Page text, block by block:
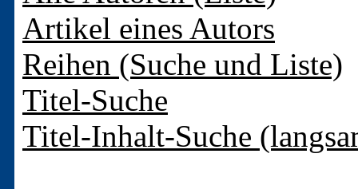
Artikel eines Autors
Reihen (Suche und Liste)
Titel-Suche
Titel-Inhalt-Suche